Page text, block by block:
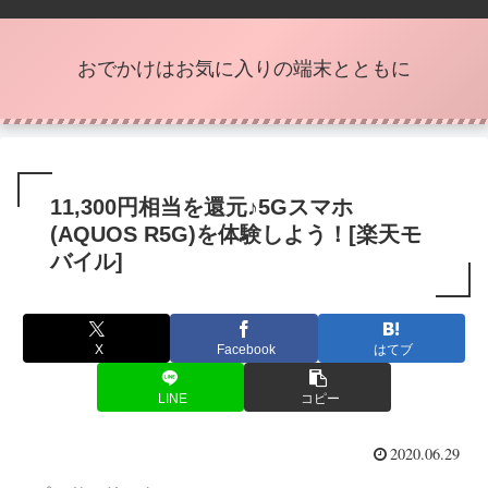
おでかけはお気に入りの端末とともに
11,300円相当を還元♪5Gスマホ
(AQUOS R5G)を体験しよう！[楽天モ
バイル]
X Facebook はてブ
LINE コピー
2020.06.29